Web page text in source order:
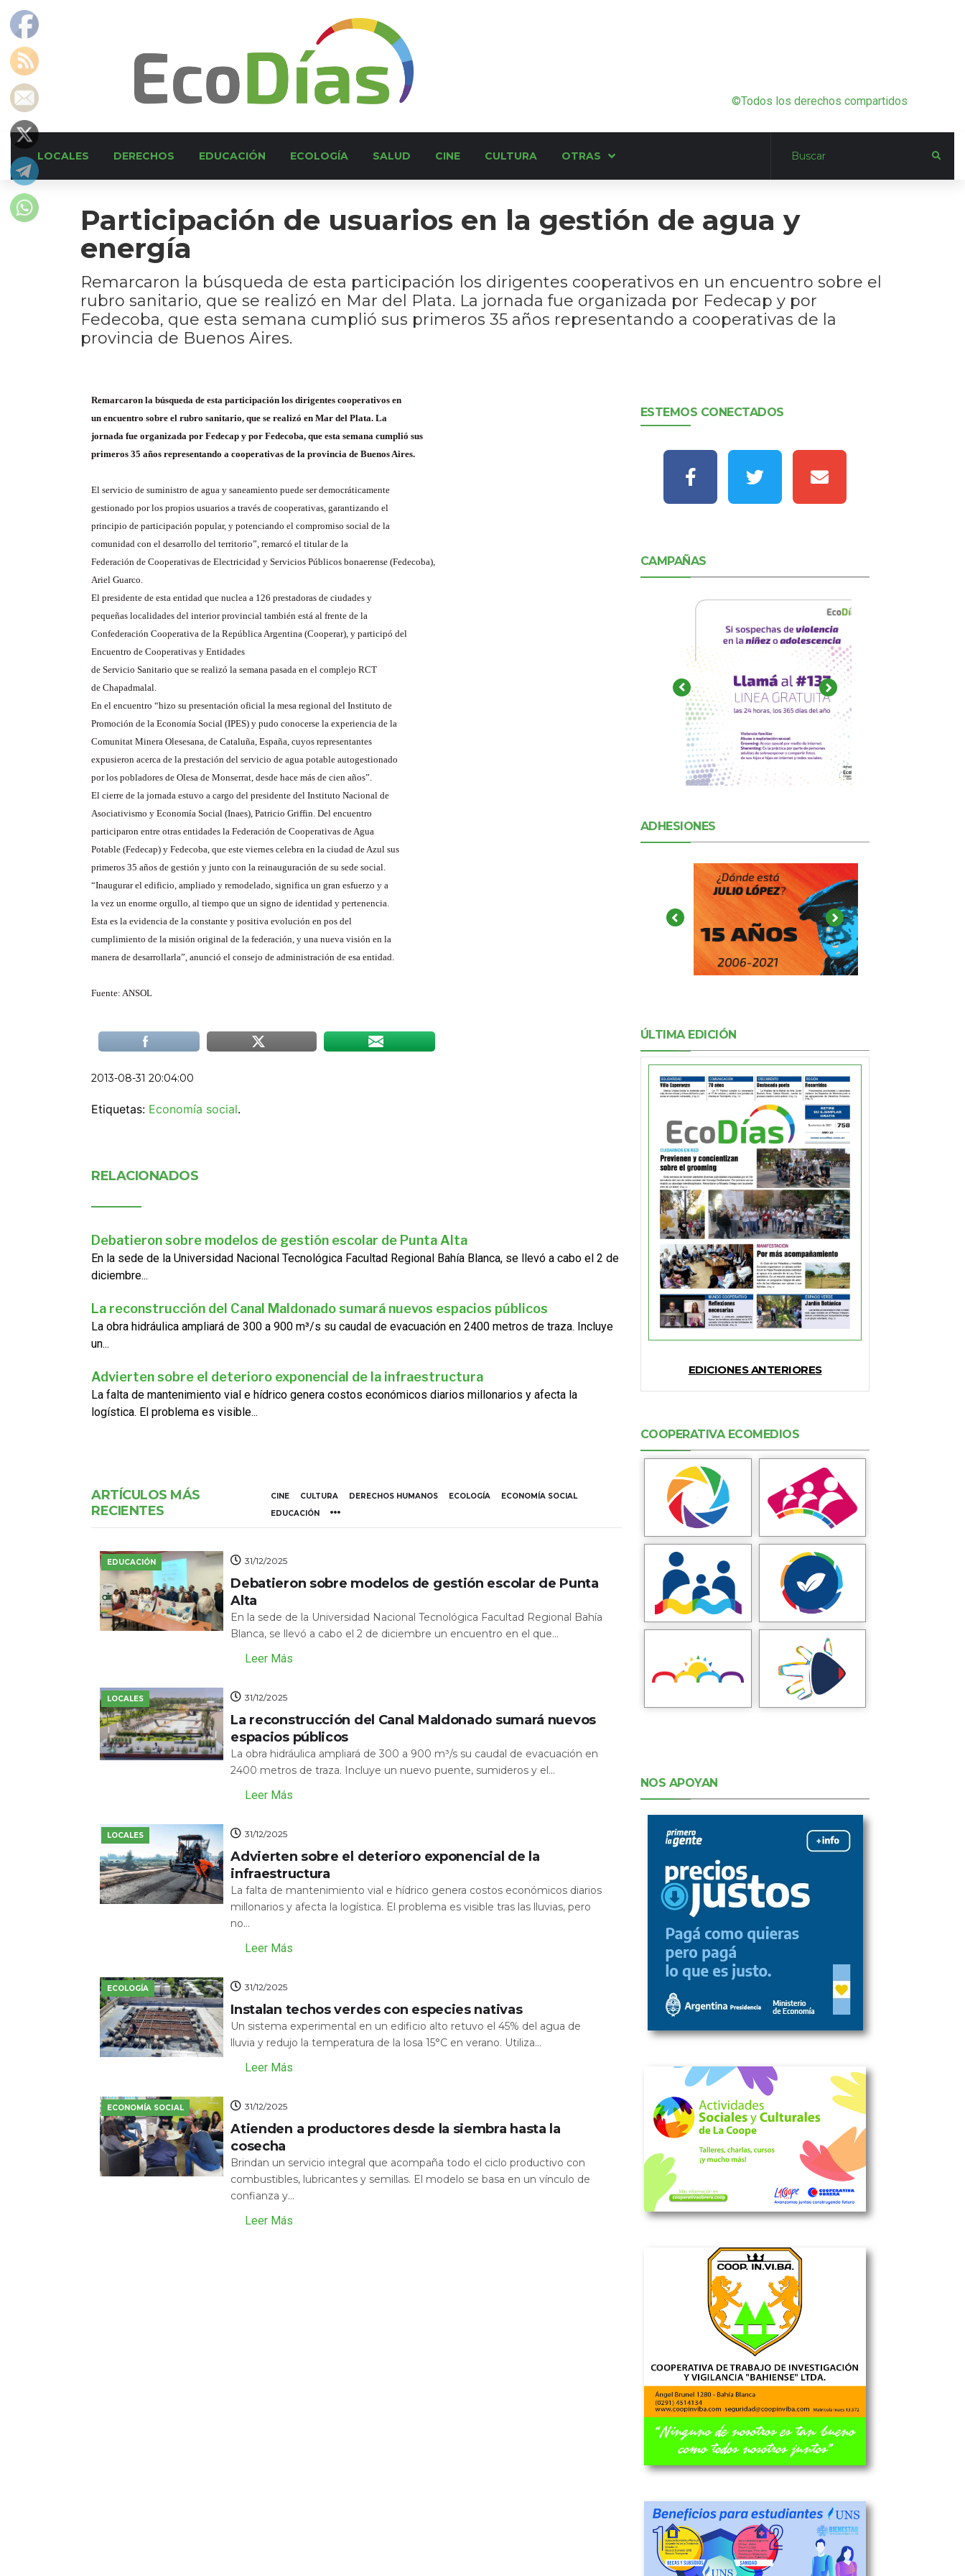
©Todos los derechos compartidos
LOCALES DERECHOS EDUCACIÓN ECOLOGÍA SALUD CINE CULTURA OTRAS
Participación de usuarios en la gestión de agua y
energía
Remarcaron la búsqueda de esta participación los dirigentes cooperativos en un encuentro sobre el
rubro sanitario, que se realizó en Mar del Plata. La jornada fue organizada por Fedecap y por
Fedecoba, que esta semana cumplió sus primeros 35 años representando a cooperativas de la
provincia de Buenos Aires.
Remarcaron la búsqueda de esta participación los dirigentes cooperativos en
un encuentro sobre el rubro sanitario, que se realizó en Mar del Plata. La
jornada fue organizada por Fedecap y por Fedecoba, que esta semana cumplió sus
primeros 35 años representando a cooperativas de la provincia de Buenos Aires.
El servicio de suministro de agua y saneamiento puede ser democráticamente
gestionado por los propios usuarios a través de cooperativas, garantizando el
principio de participación popular, y potenciando el compromiso social de la
comunidad con el desarrollo del territorio”, remarcó el titular de la
Federación de Cooperativas de Electricidad y Servicios Públicos bonaerense (Fedecoba),
Ariel Guarco.
El presidente de esta entidad que nuclea a 126 prestadoras de ciudades y
pequeñas localidades del interior provincial también está al frente de la
Confederación Cooperativa de la República Argentina (Cooperar), y participó del
Encuentro de Cooperativas y Entidades
de Servicio Sanitario que se realizó la semana pasada en el complejo RCT
de Chapadmalal.
En el encuentro “hizo su presentación oficial la mesa regional del Instituto de
Promoción de la Economía Social (IPES) y pudo conocerse la experiencia de la
Comunitat Minera Olesesana, de Cataluña, España, cuyos representantes
expusieron acerca de la prestación del servicio de agua potable autogestionado
por los pobladores de Olesa de Monserrat, desde hace más de cien años”.
El cierre de la jornada estuvo a cargo del presidente del Instituto Nacional de
Asociativismo y Economía Social (Inaes), Patricio Griffin. Del encuentro
participaron entre otras entidades la Federación de Cooperativas de Agua
Potable (Fedecap) y Fedecoba, que este viernes celebra en la ciudad de Azul sus
primeros 35 años de gestión y junto con la reinauguración de su sede social.
“Inaugurar el edificio, ampliado y remodelado, significa un gran esfuerzo y a
la vez un enorme orgullo, al tiempo que un signo de identidad y pertenencia.
Esta es la evidencia de la constante y positiva evolución en pos del
cumplimiento de la misión original de la federación, y una nueva visión en la
manera de desarrollarla”, anunció el consejo de administración de esa entidad.
Fuente: ANSOL
2013-08-31 20:04:00
Etiquetas: Economía social.
RELACIONADOS
Debatieron sobre modelos de gestión escolar de Punta Alta
En la sede de la Universidad Nacional Tecnológica Facultad Regional Bahía Blanca, se llevó a cabo el 2 de
diciembre...
La reconstrucción del Canal Maldonado sumará nuevos espacios públicos
La obra hidráulica ampliará de 300 a 900 m³/s su caudal de evacuación en 2400 metros de traza. Incluye
un...
Advierten sobre el deterioro exponencial de la infraestructura
La falta de mantenimiento vial e hídrico genera costos económicos diarios millonarios y afecta la
logística. El problema es visible...
ARTÍCULOS MÁS
RECIENTES
CINE CULTURA DERECHOS HUMANOS ECOLOGÍA
ECONOMÍA SOCIAL
EDUCACIÓN
EDUCACIÓN 31/12/2025
Debatieron sobre modelos de gestión escolar de Punta
Alta
En la sede de la Universidad Nacional Tecnológica Facultad Regional Bahía
Blanca, se llevó a cabo el 2 de diciembre un encuentro en el que...
Leer Más
LOCALES 31/12/2025
La reconstrucción del Canal Maldonado sumará nuevos
espacios públicos
La obra hidráulica ampliará de 300 a 900 m³/s su caudal de evacuación en
2400 metros de traza. Incluye un nuevo puente, sumideros y el...
Leer Más
LOCALES 31/12/2025
Advierten sobre el deterioro exponencial de la
infraestructura
La falta de mantenimiento vial e hídrico genera costos económicos diarios
millonarios y afecta la logística. El problema es visible tras las lluvias, pero
no...
Leer Más
ECOLOGÍA 31/12/2025
Instalan techos verdes con especies nativas
Un sistema experimental en un edificio alto retuvo el 45% del agua de
lluvia y redujo la temperatura de la losa 15°C en verano. Utiliza...
Leer Más
ECONOMÍA SOCIAL 31/12/2025
Atienden a productores desde la siembra hasta la
cosecha
Brindan un servicio integral que acompaña todo el ciclo productivo con
combustibles, lubricantes y semillas. El modelo se basa en un vínculo de
confianza y...
Leer Más
ESTEMOS CONECTADOS
CAMPAÑAS
ADHESIONES
ÚLTIMA EDICIÓN
EDICIONES ANTERIORES
COOPERATIVA ECOMEDIOS
NOS APOYAN